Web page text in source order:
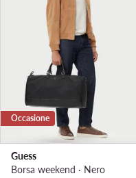
Occasione
Guess
Borsa weekend · Nero